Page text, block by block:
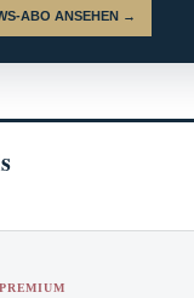
ABO ANSEHEN →